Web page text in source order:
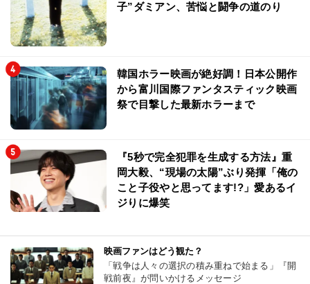
子”ダミアン、苦悩と闘争の道のり
韓国ホラー映画が絶好調！日本公開作
から富川国際ファンタスティック映画
祭で目撃した最新ホラーまで
『5秒で完全犯罪を生成する方法』重
岡大毅、“現場の太陽”ぶり発揮「俺の
こと子役やと思ってます!?」愛あるイ
ジりに爆笑
映画ファンはどう観た？
「戦争は人々の選択の積み重ねで始まる」『開
戦前夜』が問いかけるメッセージ